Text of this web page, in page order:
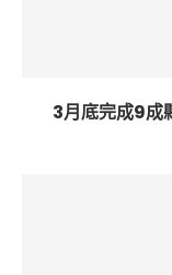
3月底完成9成